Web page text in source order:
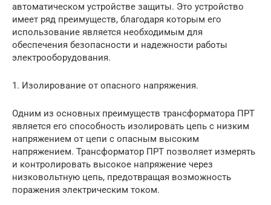
автоматическом устройстве защиты. Это устройство
имеет ряд преимуществ, благодаря которым его
использование является необходимым для
обеспечения безопасности и надежности работы
электрооборудования.
1. Изолирование от опасного напряжения.
Одним из основных преимуществ трансформатора ПРТ
является его способность изолировать цепь с низким
напряжением от цепи с опасным высоким
напряжением. Трансформатор ПРТ позволяет измерять
и контролировать высокое напряжение через
низковольтную цепь, предотвращая возможность
поражения электрическим током.